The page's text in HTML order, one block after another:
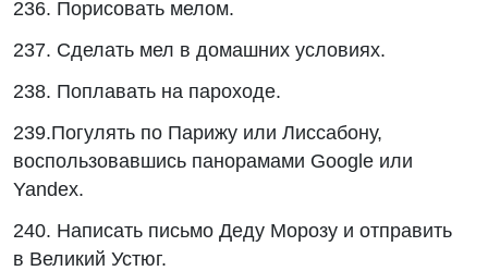
236. Порисовать мелом.
237. Сделать мел в домашних условиях.
238. Поплавать на пароходе.
239.Погулять по Парижу или Лиссабону,
воспользовавшись панорамами Google или
Yandex.
240. Написать письмо Деду Морозу и отправить
в Великий Устюг.